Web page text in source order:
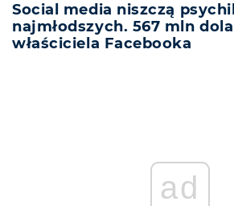
Social media niszczą
najmłodszych. 567 mln
właściciela Facebooka
ad